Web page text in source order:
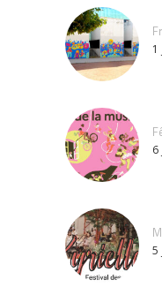
1
6
5